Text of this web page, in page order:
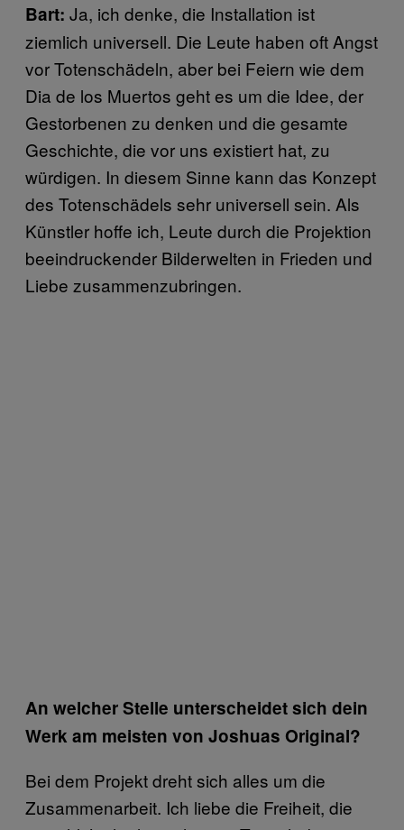
Bart: Ja, ich denke, die Installation ist
ziemlich universell. Die Leute haben oft Angst
vor Totenschädeln, aber bei Feiern wie dem
Dia de los Muertos geht es um die Idee, der
Gestorbenen zu denken und die gesamte
Geschichte, die vor uns existiert hat, zu
würdigen. In diesem Sinne kann das Konzept
des Totenschädels sehr universell sein. Als
Künstler hoffe ich, Leute durch die Projektion
beeindruckender Bilderwelten in Frieden und
Liebe zusammenzubringen.
An welcher Stelle unterscheidet sich dein
Werk am meisten von Joshuas Original?
Bei dem Projekt dreht sich alles um die
Zusammenarbeit. Ich liebe die Freiheit, die